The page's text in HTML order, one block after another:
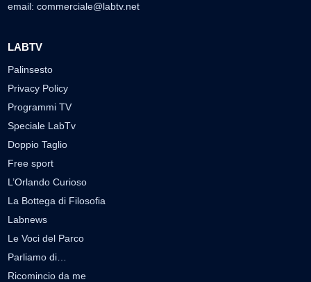
email: commerciale@labtv.net
LABTV
Palinsesto
Privacy Policy
Programmi TV
Speciale LabTv
Doppio Taglio
Free sport
L’Orlando Curioso
La Bottega di Filosofia
Labnews
Le Voci del Parco
Parliamo di…
Ricomincio da me